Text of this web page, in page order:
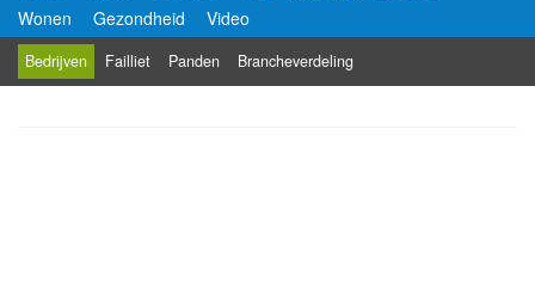
Wonen
Gezondheid Video
Bedrijven Failliet Panden Brancheverdeling